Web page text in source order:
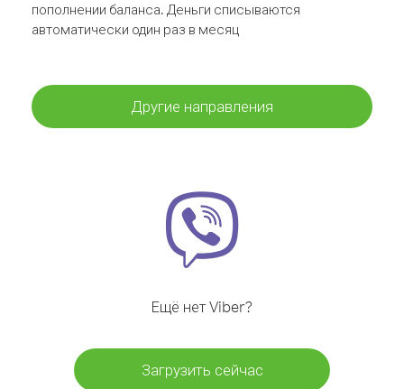
пополнении баланса. Деньги списываются
автоматически один раз в месяц
Другие направления
Ещё нет Viber?
Загрузить сейчас